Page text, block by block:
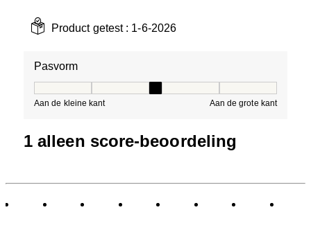
Product getest : 1-6-2026
Pasvorm
Aan de kleine kant Aan de grote kant
1 alleen score-beoordeling